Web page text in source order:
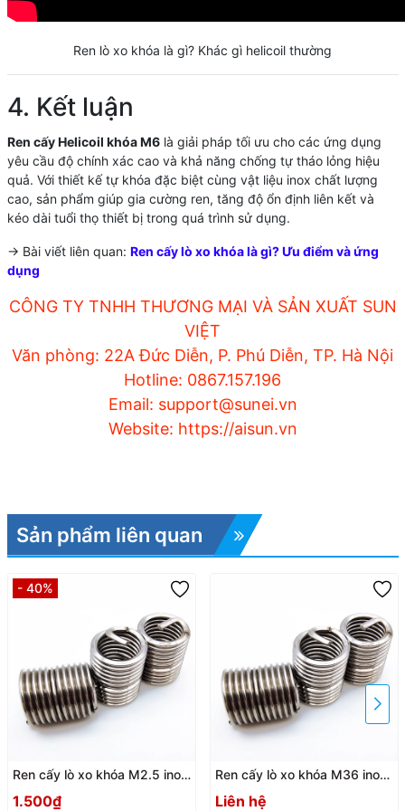
Ren lò xo khóa là gì? Khác gì helicoil thường
4. Kết luận
Ren cấy Helicoil khóa M6là giải pháp tối ưu cho các ứng dụng
yêu cầu độ chính xác cao và khả năng chống tự tháo lỏng hiệu
quả. Với thiết kế tự khóa đặc biệt cùng vật liệu inox chất lượng
cao, sản phẩm giúp gia cường ren, tăng độ ổn định liên kết và
kéo dài tuổi thọ thiết bị trong quá trình sử dụng.
-> Bài viết liên quan: Ren cấy lò xo khóa là gì? Ưu điểm và ứng
dụng
CÔNG TY TNHH THƯƠNG MẠI VÀ SẢN XUẤT SUN
VIỆT
Văn phòng: 22A Đức Diễn, P. Phú Diễn, TP. Hà Nội
Hotline: 0867.157.196
Email: support@sunei.vn
Website: https://aisun.vn
Sản phẩm liên quan
- 40%
Ren cấy lò xo khóa M2.5 inox
1.500₫
Ren cấy lò xo khóa M36 inox
304
Liên hệ